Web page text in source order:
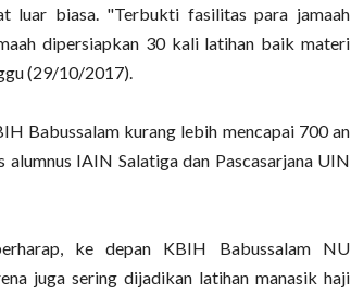
luar biasa. "Terbukti fasilitas para jamaah
dipersiapkan 30 kali latihan baik materi
(29/10/2017).
Babussalam kurang lebih mencapai 700 an
IAIN Salatiga dan Pascasarjana UIN
ke depan KBIH Babussalam NU
juga sering dijadikan latihan manasik haji